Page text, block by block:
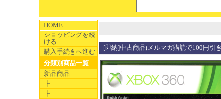
HOME
ショッピングを続
ける
購入手続きへ進む
分類別商品一覧
新品商品
┣
┣
[即納]中古商品(メルマガ購読で100円引